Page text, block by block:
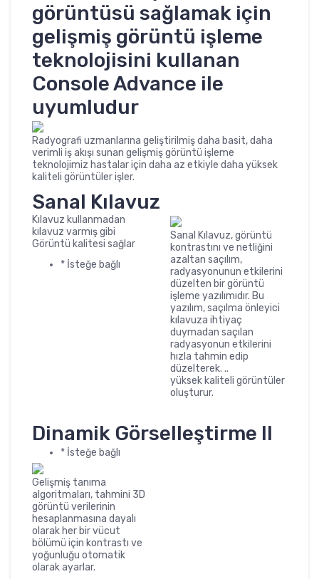
görüntüsü sağlamak için
gelişmiş görüntü işleme
teknolojisini kullanan
Console Advance ile
uyumludur
Radyografi uzmanlarına geliştirilmiş daha basit, daha
verimli iş akışı sunan gelişmiş görüntü işleme
teknolojimiz hastalar için daha az etkiyle daha yüksek
kaliteli görüntüler işler.
Sanal Kılavuz
Kılavuz kullanmadan
kılavuz varmış gibi
Görüntü kalitesi sağlar
* İsteğe bağlı
Sanal Kılavuz, görüntü
kontrastını ve netliğini
azaltan saçılım,
radyasyonunun etkilerini
düzelten bir görüntü
işleme yazılımıdır. Bu
yazılım, saçılma önleyici
kılavuza ihtiyaç
duymadan saçılan
radyasyonun etkilerini
hızla tahmin edip
düzelterek. ..
yüksek kaliteli görüntüler
oluşturur.
Dinamik Görselleştirme II
* İsteğe bağlı
Gelişmiş tanıma
algoritmaları, tahmini 3D
görüntü verilerinin
hesaplanmasına dayalı
olarak her bir vücut
bölümü için kontrastı ve
yoğunluğu otomatik
olarak ayarlar.